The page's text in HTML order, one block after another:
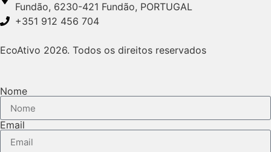
Fundão, 6230-421 Fundão, PORTUGAL
+351 912 456 704
EcoAtivo 2026. Todos os direitos reservados
Nome
Email